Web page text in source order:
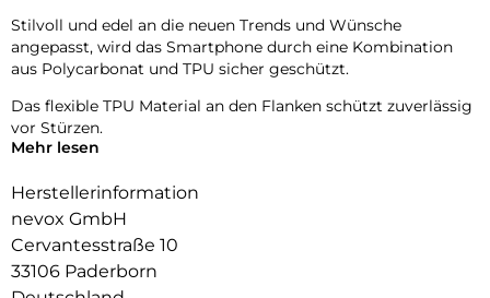
Stilvoll und edel an die neuen Trends und Wünsche
angepasst, wird das Smartphone durch eine Kombination
aus Polycarbonat und TPU sicher geschützt.
Das flexible TPU Material an den Flanken schützt zuverlässig
vor Stürzen.
Durch das verwendete Material ist diese komplett
Transparent und bringt jegliche Farbe des Smartphones,
passend zur Geltung.
Die Anschlüsse, Knöpfe und Kamera bleiben voll zugänglich.
Mehr lesen
Herstellerinformation
nevox GmbH
Cervantesstraße 10
33106 Paderborn